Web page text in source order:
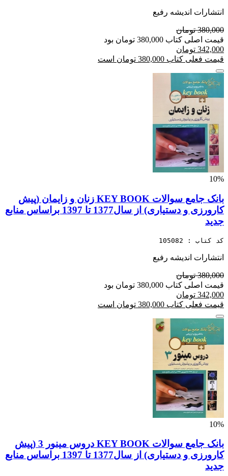
انتشارات اندیشه رفیع
380,000 تومان
قیمت اصلی کتاب 380,000 تومان بود
342,000 تومان
قیمت فعلی کتاب 380,000 تومان است
10%
بانک جامع سوالات KEY BOOK زنان و زایمان (پیش
کارورزی و دستیاری) از سال1377 تا 1397 براساس منابع
جدید
کد کتاب : 105082
انتشارات اندیشه رفیع
380,000 تومان
قیمت اصلی کتاب 380,000 تومان بود
342,000 تومان
قیمت فعلی کتاب 380,000 تومان است
10%
بانک جامع سوالات KEY BOOK دروس مینور 3 (پیش
کارورزی و دستیاری) از سال1377 تا 1397 براساس منابع
جدید